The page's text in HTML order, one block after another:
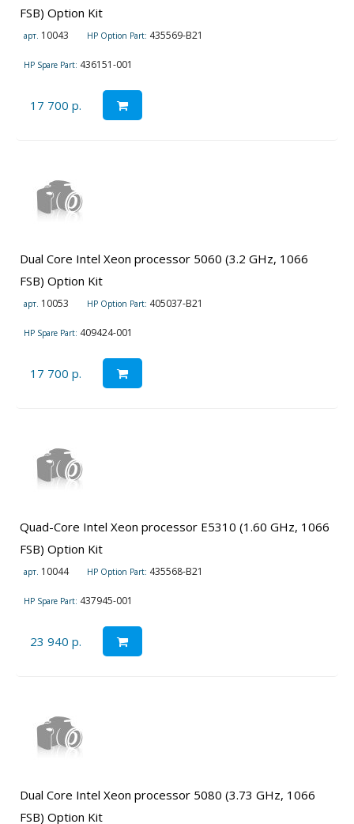
FSB) Option Kit
арт. 10043 HP Option Part: 435569-B21
HP Spare Part: 436151-001
17 700 р.
Dual Core Intel Xeon processor 5060 (3.2 GHz, 1066
FSB) Option Kit
арт. 10053 HP Option Part: 405037-B21
HP Spare Part: 409424-001
17 700 р.
Quad-Core Intel Xeon processor E5310 (1.60 GHz, 1066
FSB) Option Kit
арт. 10044 HP Option Part: 435568-B21
HP Spare Part: 437945-001
23 940 р.
Dual Core Intel Xeon processor 5080 (3.73 GHz, 1066
FSB) Option Kit